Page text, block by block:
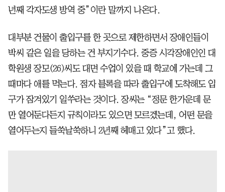
년째 각자도생 방역 중”이란 말까지 나온다.
대부분 건물이 출입구를 한 곳으로 제한하면서 장애인들이
박씨 같은 일을 당하는 건 부지기수다. 중증 시각장애인인 대
학원생 장모(26)씨도 대면 수업이 있을 때 학교에 가는데 그
때마다 애를 먹는다. 점자 블록을 따라 출입구에 도착해도 입
구가 잠겨있기 일쑤라는 것이다. 장씨는 “정문 한가운데 문
만 열어둔다든지 규칙이라도 있으면 모르겠는데, 어떤 문을
열어두는지 들쑥날쑥하니 2년째 헤매고 있다”고 했다.